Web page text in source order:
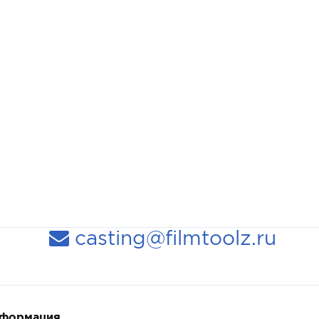
casting@filmtoolz.ru